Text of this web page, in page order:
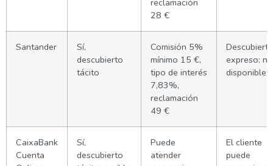
28 €
Santander
Sí,
descubierto
tácito
Comisión 5%
mínimo 15 €,
tipo de interés
7,83%,
reclamación
49 €
Descubierto
expreso: no
disponible
CaixaBank
Cuenta
Sí,
descubierto
Puede
atender
El cliente
puede